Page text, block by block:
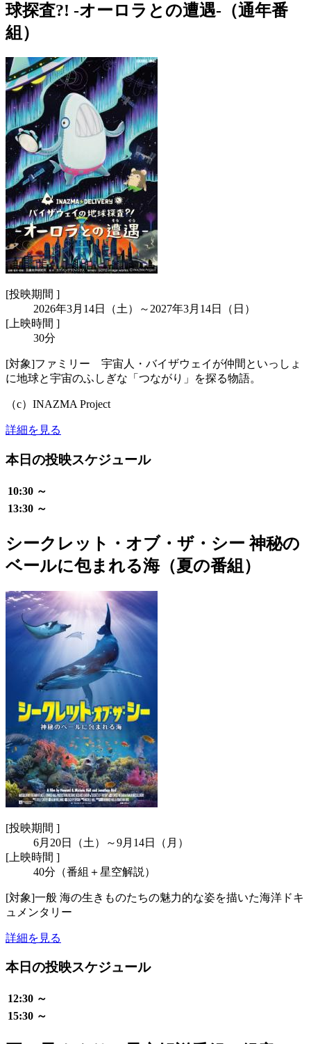
球探査?! -オーロラとの遭遇-（通年番
組）
[投映期間 ]
2026年3月14日（土）～2027年3月14日（日）
[上映時間 ]
30分
[対象]ファミリー 宇宙人・バイザウェイが仲間といっしょ
に地球と宇宙のふしぎな「つながり」を探る物語。
（c）INAZMA Project
詳細を見る
本日の投映スケジュール
10:30 ～
13:30 ～
シークレット・オブ・ザ・シー 神秘の
ベールに包まれる海（夏の番組）
[投映期間 ]
6月20日（土）～9月14日（月）
[ 上映時間 ]
40分（番組＋星空解説）
[対象]一般 海の生きものたちの魅力的な姿を描いた海洋ドキ
ュメンタリー
詳細を見る
本日の投映スケジュール
12:30 ～
15:30 ～